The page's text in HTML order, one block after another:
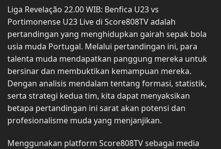
Liga Revelação 22.00 WIB: Benfica U23 vs
Portimonense U23 Live di Score808TV adalah
pertandingan yang menghidupkan gairah sepak bola
usia muda Portugal. Melalui pertandingan ini, para
talenta muda mendapatkan panggung mereka untuk
bersinar dan membuktikan kemampuan mereka.
Dengan analisis mendalam tentang formasi, statistik,
serta strategi kedua tim, kita dapat menyaksikan
betapa pertandingan ini sarat akan potensi dan
profesionalisme muda yang menjanjikan.
Menggunakan platform Score808TV sebagai media